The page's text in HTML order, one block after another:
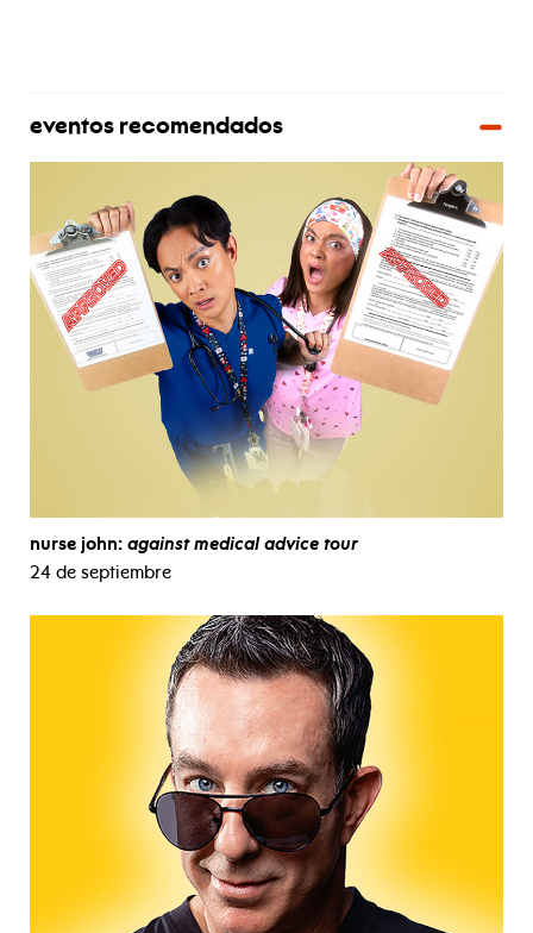
eventos recomendados
nurse john: against medical advice tour
24 de septiembre